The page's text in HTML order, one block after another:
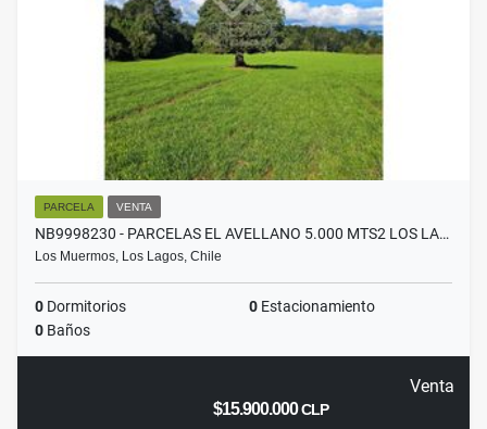
PARCELA VENTA
NB9998230 - PARCELAS EL AVELLANO 5.000 MTS2 LOS LA…
Los Muermos, Los Lagos, Chile
0 Dormitorios 0 Estacionamiento
0 Baños
Venta
$15.900.000CLP